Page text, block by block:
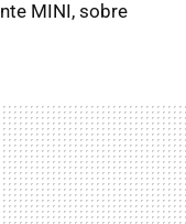
MINI, sobre